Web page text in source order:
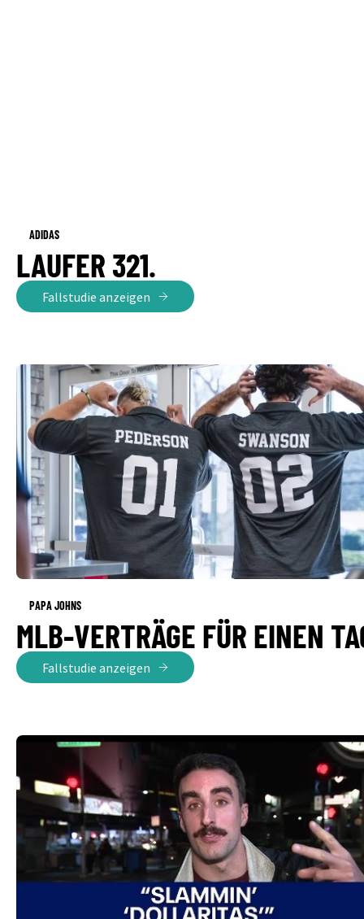
ADIDAS
LAUFER 321.
Fallstudie anzeigen
PAPA JOHNS
MLB-VERTRÄGE FÜR EINEN
Fallstudie anzeigen